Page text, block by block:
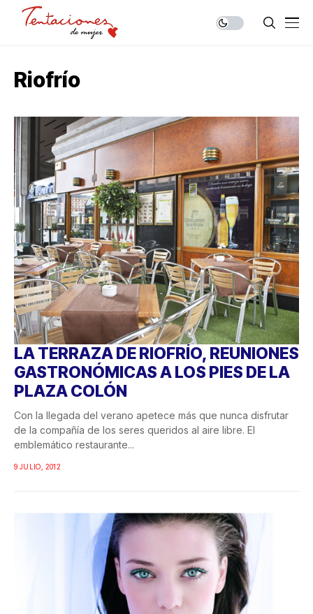
Riofrío
LA TERRAZA DE RIOFRÍO, REUNIONES
GASTRONÓMICAS A LOS PIES DE LA
PLAZA COLÓN
Con la llegada del verano apetece más que nunca disfrutar
de la compañía de los seres queridos al aire libre. El
emblemático restaurante...
9 JULIO, 2012